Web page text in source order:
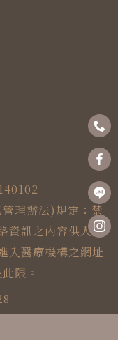
理辦法)規定：禁
資訊之內容供人點
入醫療機構之網址
限。